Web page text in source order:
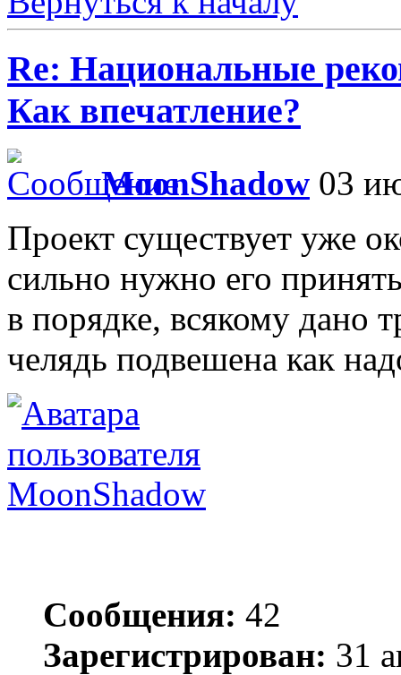
Re: Национальные
Как впечатление?
MoonShadow 03
Проект существует уже
сильно нужно его
в порядке, всякому дано
челядь подвешена как
MoonShadow
Сообщения: 42
Зарегистрирован: 31